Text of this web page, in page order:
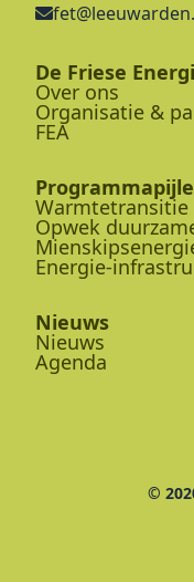
De Friese
Over ons
Organisatie &
FEA
Warmtetransitie
Opwek
Energie-
Nieuws
Nieuws
Agenda
©